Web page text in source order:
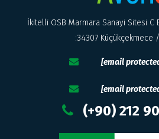
İkitelli OSB Marmara Sanayi Sitesi C
:34307 Küçükçekmece
[email
[email
(+90) 212